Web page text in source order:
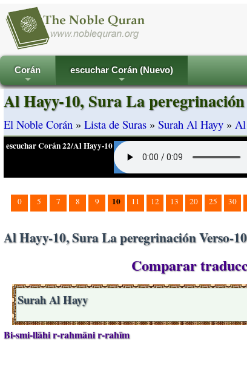
+
Corán
+
escuchar Corán (Nuevo)
Al Hayy-10, Sura La
El Noble Corán » Lista de Suras » Surah Al Hayy » Al
escuchar Corán 22/Al Hayy-10
0 5 7 8 9 10 11 12 13 20 25 30
Al Hayy-10, Sura La peregrinación Verso-10
Comparar
Surah Al Hayy
Bi-smi-llāhi r-rahmāni r-rahīm